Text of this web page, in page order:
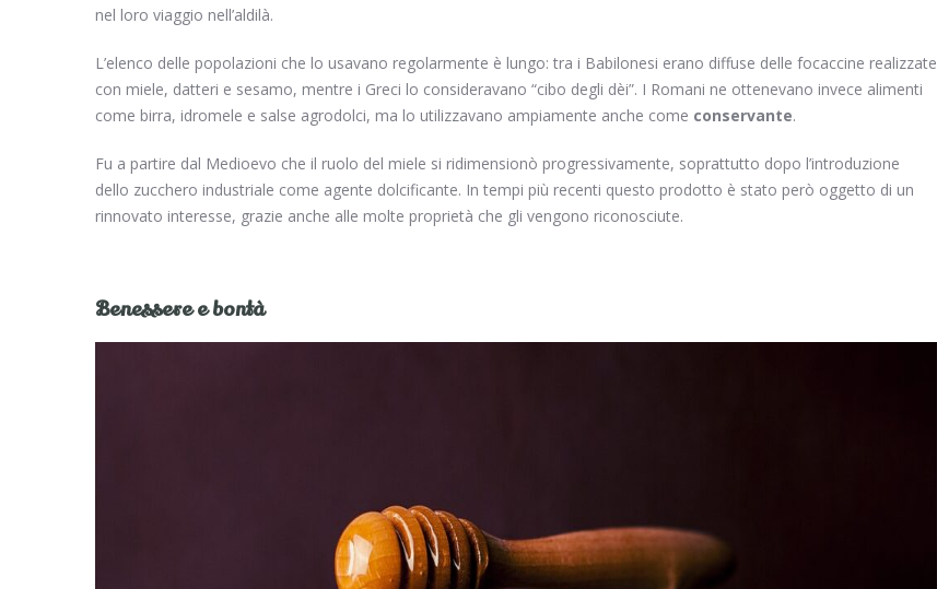
nel loro viaggio nell’aldilà.
L’elenco delle popolazioni che lo usavano regolarmente è lungo: tra i Babilonesi erano diffuse delle focaccine realizzate
con miele, datteri e sesamo, mentre i Greci lo consideravano “cibo degli dèi”. I Romani ne ottenevano invece alimenti
come birra, idromele e salse agrodolci, ma lo utilizzavano ampiamente anche come conservante.
Fu a partire dal Medioevo che il ruolo del miele si ridimensionò progressivamente, soprattutto dopo l’introduzione
dello zucchero industriale come agente dolcificante. In tempi più recenti questo prodotto è stato però oggetto di un
rinnovato interesse, grazie anche alle molte proprietà che gli vengono riconosciute.
Benessere e bontà